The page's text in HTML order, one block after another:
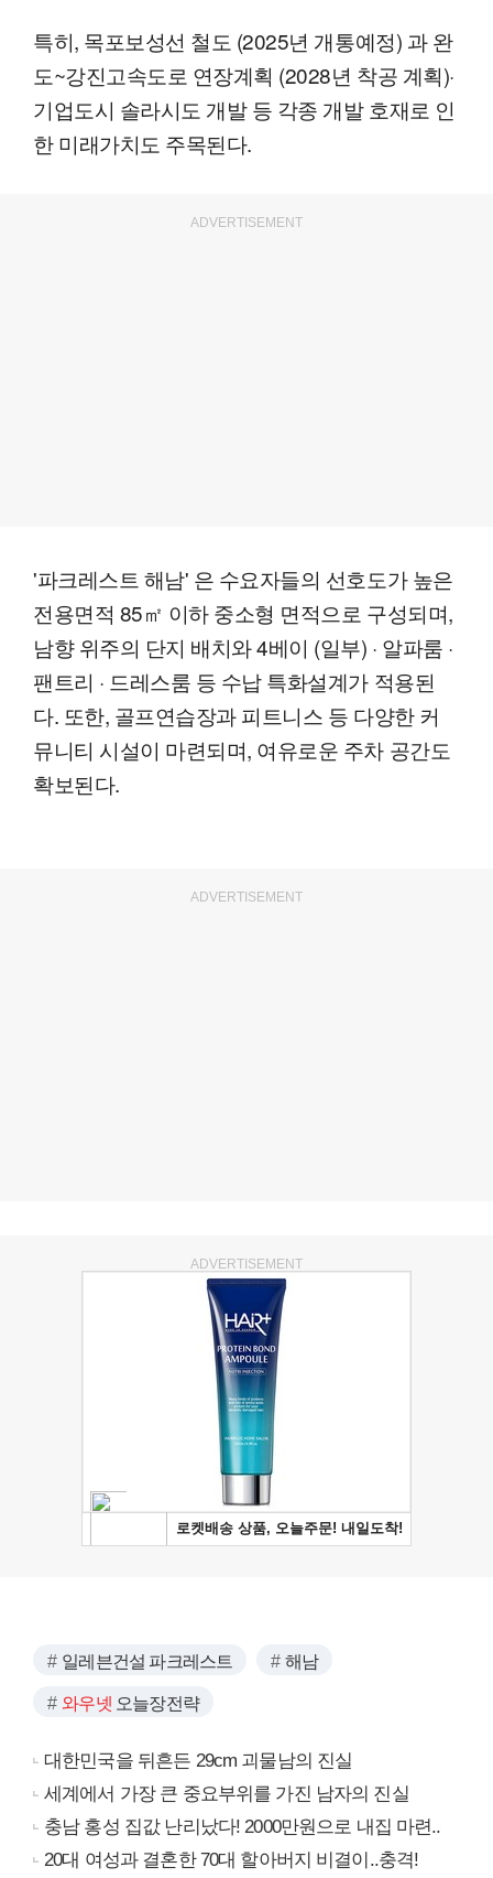
특히, 목포보성선 철도 (2025년 개통예정) 과 완
도~강진고속도로 연장계획 (2028년 착공 계획)·
기업도시 솔라시도 개발 등 각종 개발 호재로 인
한 미래가치도 주목된다.
ADVERTISEMENT
'파크레스트 해남' 은 수요자들의 선호도가 높은
전용면적 85㎡ 이하 중소형 면적으로 구성되며,
남향 위주의 단지 배치와 4베이 (일부) · 알파룸 ·
팬트리 · 드레스룸 등 수납 특화설계가 적용된
다. 또한, 골프연습장과 피트니스 등 다양한 커
뮤니티 시설이 마련되며, 여유로운 주차 공간도
확보된다.
ADVERTISEMENT
ADVERTISEMENT
일레븐건설 파크레스트 해남
와우넷 오늘장전략
대한민국을 뒤흔든 29cm 괴물남의 진실
세계에서 가장 큰 중요부위를 가진 남자의 진실
충남 홍성 집값 난리났다! 2000만원으로 내집 마련..
20대 여성과 결혼한 70대 할아버지 비결이..충격!